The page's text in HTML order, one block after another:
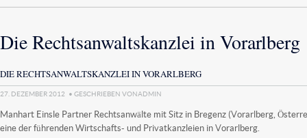
Die Rechtsanwaltskanzlei in Vorarlberg
DIE RECHTSANWALTSKANZLEI IN VORARLBERG
27. DEZEMBER 2012 • GESCHRIEBEN VONADMIN
Manhart Einsle Partner Rechtsanwälte mit Sitz in Bregenz (Vorarlberg,
eine der führenden Wirtschafts- und Privatkanzleien in Vorarlberg.